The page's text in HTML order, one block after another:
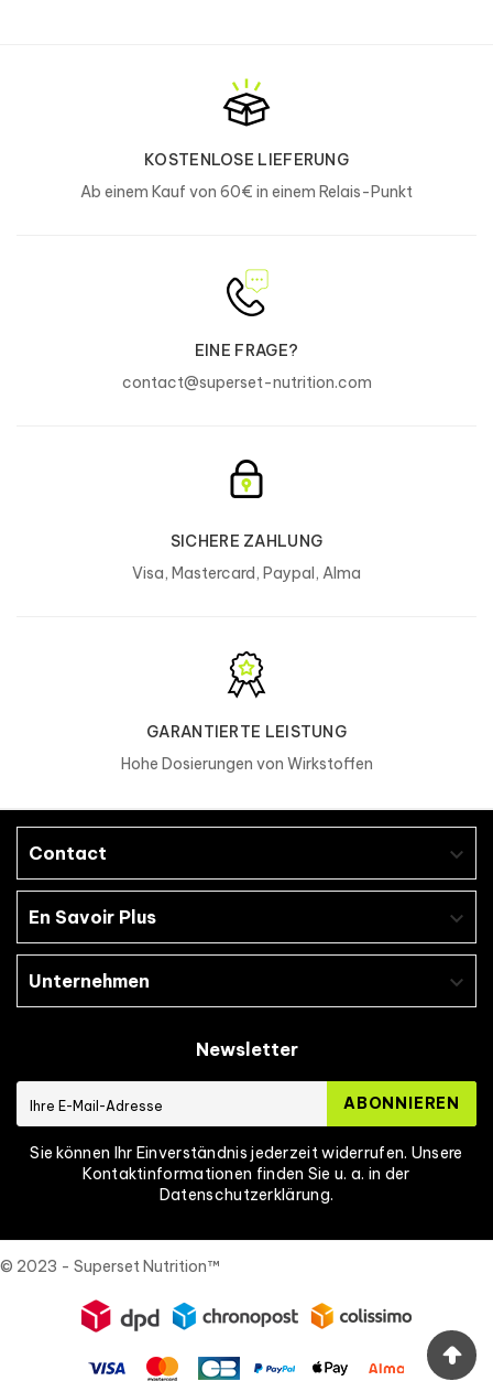
KOSTENLOSE LIEFERUNG
Ab einem Kauf von 60€ in einem Relais-Punkt
EINE FRAGE?
contact@superset-nutrition.com
SICHERE ZAHLUNG
Visa, Mastercard, Paypal, Alma
GARANTIERTE LEISTUNG
Hohe Dosierungen von Wirkstoffen
Contact 
En Savoir Plus 
Unternehmen 
Newsletter
ABONNIEREN
Sie können Ihr Einverständnis jederzeit widerrufen. Unsere
Kontaktinformationen finden Sie u. a. in der
Datenschutzerklärung.
© 2023 - Superset Nutrition™